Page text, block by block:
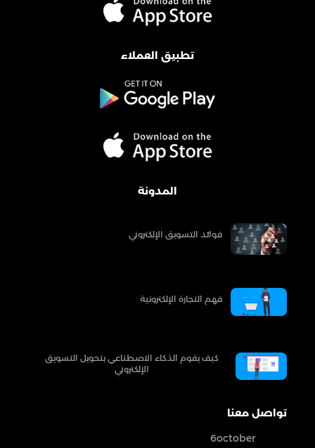
تطبيق العملاء
المدونة
فوائد التسويق الإلكتروني
فهم التجارة الإلكترونية
كيف يقوم الذكاء الاصطناعي بتحويل التسويق
الإلكتروني
تواصل معنا
6october